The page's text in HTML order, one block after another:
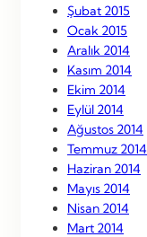
Şubat 2015
Ocak 2015
Aralık 2014
Kasım 2014
Ekim 2014
Eylül 2014
Ağustos 2014
Temmuz 2014
Haziran 2014
Mayıs 2014
Nisan 2014
Mart 2014